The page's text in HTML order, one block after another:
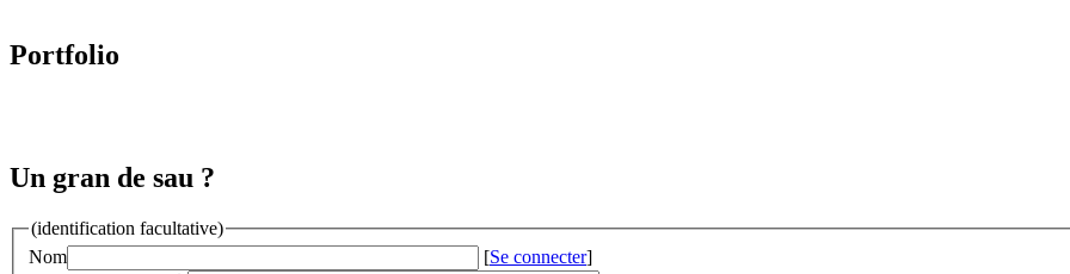
Portfolio
Un gran de sau ?
(identification facultative)
Nom
[Se connecter]